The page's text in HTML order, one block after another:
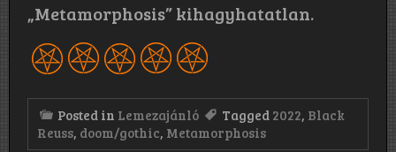
„Metamorphosis” kihagyhatatlan.
Posted in Lemezajánló Tagged 2022, Black
Reuss, doom/gothic, Metamorphosis